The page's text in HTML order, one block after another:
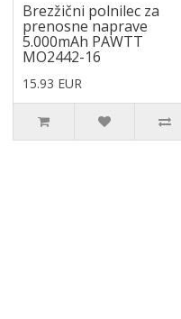
Brezžični polnilec za
prenosne naprave
5.000mAh PAWTT
MO2442-16
15.93 EUR